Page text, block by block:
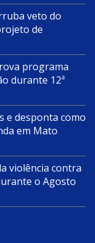
veto do
de
programa
durante 12ª
e desponta como
em Mato
violência contra
o Agosto